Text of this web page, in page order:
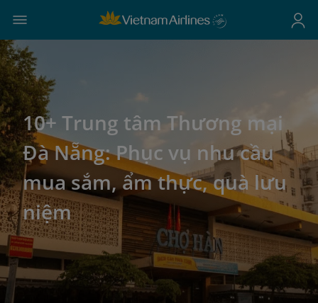
10+ Trung tâm Thương mại
Đà Nẵng: Phục vụ nhu cầu
mua sắm, ẩm thực, quà lưu
niệm